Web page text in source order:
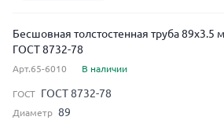
Бесшовная толстостенная труба 89x3.5
ГОСТ 8732-78
Арт.65-6010 В наличии
ГОСТ ГОСТ 8732-78
Диаметр 89